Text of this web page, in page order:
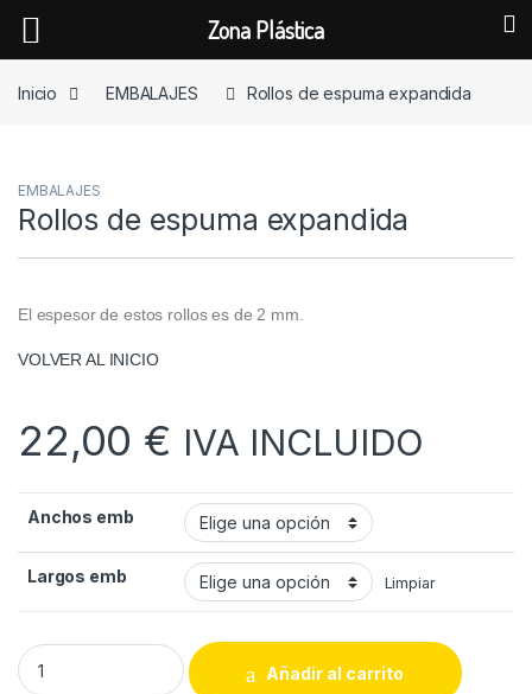
Inicio
EMBALAJES Rollos de espuma expandida
EMBALAJES
Rollos de espuma expandida
El espesor de estos rollos es de 2 mm.
VOLVER AL INICIO
22,00 € IVA INCLUIDO
Anchos emb
Largos emb Limpiar
Rollos de espuma expandida quantity
Añadir al carrito
Zona Plástica